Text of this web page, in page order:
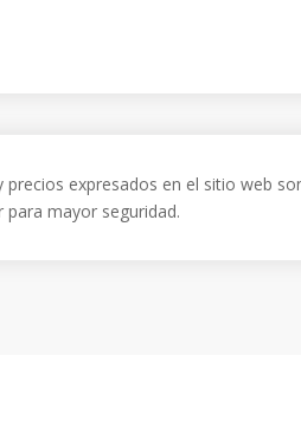
precios expresados en el sitio web
para mayor seguridad.